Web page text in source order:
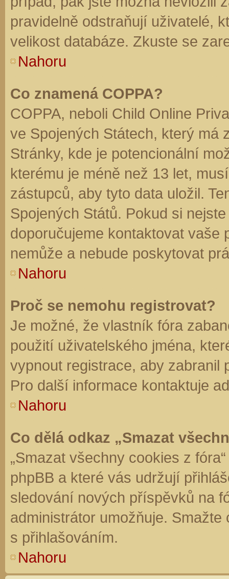
pravidelně odstraňují uživatelé,
velikost databáze. Zkuste se
Nahoru
Co znamená COPPA?
COPPA, neboli Child Online
ve Spojených Státech, který má
Stránky, kde je potencionální
kterému je méně než 13 let,
zástupců, aby tyto data uložil.
Spojených Států. Pokud si
doporučujeme kontaktovat vaše
nemůže a nebude poskytovat
Nahoru
Proč se nemohu registrovat?
Je možné, že vlastník fóra
použití uživatelského jména,
vypnout registrace, aby zabranil
Pro další informace kontaktuje
Nahoru
Co dělá odkaz „Smazat
„Smazat všechny cookies z
phpBB a které vás udržují
sledování nových příspěvků na
administrátor umožňuje.
s přihlašováním.
Nahoru